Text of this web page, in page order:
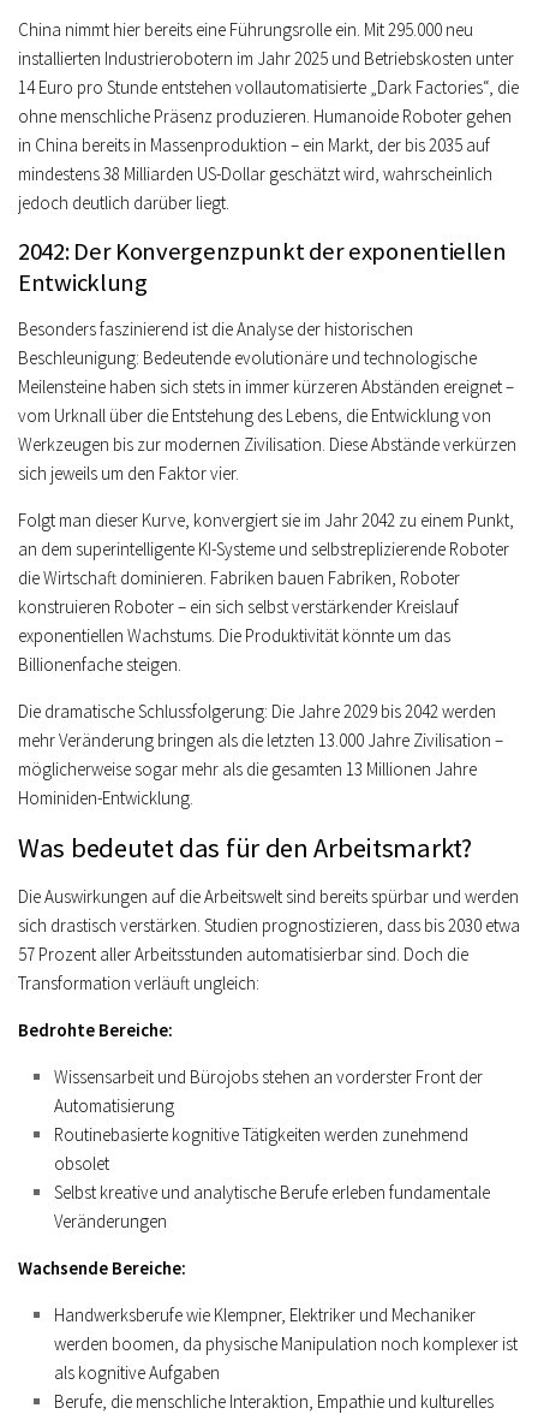
China nimmt hier bereits eine Führungsrolle ein. Mit 295.000 neu
installierten Industrierobotern im Jahr 2025 und Betriebskosten unter
14 Euro pro Stunde entstehen vollautomatisierte „Dark Factories“, die
ohne menschliche Präsenz produzieren. Humanoide Roboter gehen
in China bereits in Massenproduktion – ein Markt, der bis 2035 auf
mindestens 38 Milliarden US-Dollar geschätzt wird, wahrscheinlich
jedoch deutlich darüber liegt.
2042: Der Konvergenzpunkt der exponentiellen
Entwicklung
Besonders faszinierend ist die Analyse der historischen
Beschleunigung: Bedeutende evolutionäre und technologische
Meilensteine haben sich stets in immer kürzeren Abständen ereignet –
vom Urknall über die Entstehung des Lebens, die Entwicklung von
Werkzeugen bis zur modernen Zivilisation. Diese Abstände verkürzen
sich jeweils um den Faktor vier.
Folgt man dieser Kurve, konvergiert sie im Jahr 2042 zu einem Punkt,
an dem superintelligente KI-Systeme und selbstreplizierende Roboter
die Wirtschaft dominieren. Fabriken bauen Fabriken, Roboter
konstruieren Roboter – ein sich selbst verstärkender Kreislauf
exponentiellen Wachstums. Die Produktivität könnte um das
Billionenfache steigen.
Die dramatische Schlussfolgerung: Die Jahre 2029 bis 2042 werden
mehr Veränderung bringen als die letzten 13.000 Jahre Zivilisation –
möglicherweise sogar mehr als die gesamten 13 Millionen Jahre
Hominiden-Entwicklung.
Was bedeutet das für den Arbeitsmarkt?
Die Auswirkungen auf die Arbeitswelt sind bereits spürbar und werden
sich drastisch verstärken. Studien prognostizieren, dass bis 2030 etwa
57 Prozent aller Arbeitsstunden automatisierbar sind. Doch die
Transformation verläuft ungleich:
Bedrohte Bereiche:
Wissensarbeit und Bürojobs stehen an vorderster Front der
Automatisierung
Routinebasierte kognitive Tätigkeiten werden zunehmend
obsolet
Selbst kreative und analytische Berufe erleben fundamentale
Veränderungen
Wachsende Bereiche:
Handwerksberufe wie Klempner, Elektriker und Mechaniker
werden boomen, da physische Manipulation noch komplexer ist
als kognitive Aufgaben
Berufe, die menschliche Interaktion, Empathie und kulturelles